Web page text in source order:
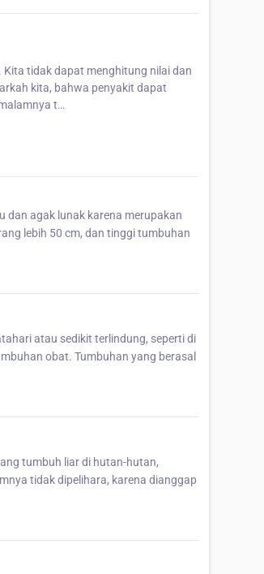
Kita tidak dapat menghitung nilai dan
kita, bahwa penyakit dapat
t…
dan agak lunak karena merupakan
lebih 50 cm, dan tinggi tumbuhan
atau sedikit terlindung, seperti di
obat. Tumbuhan yang berasal
tumbuh liar di hutan-hutan,
tidak dipelihara, karena dianggap